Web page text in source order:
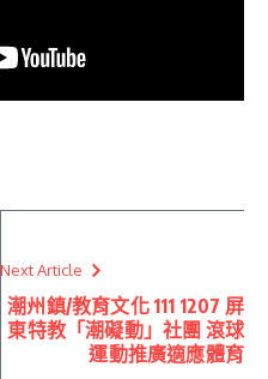
Next Article
潮州鎮/教育文化 111 1207 屏
東特教「潮礙動」社團 滾球
運動推廣適應體育